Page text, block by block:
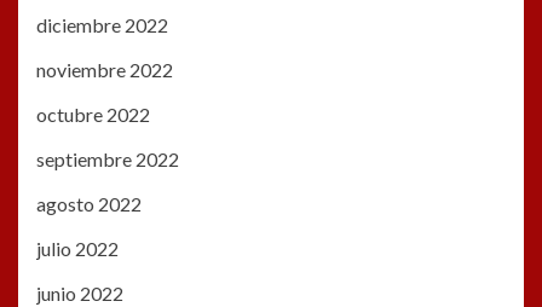
diciembre 2022
noviembre 2022
octubre 2022
septiembre 2022
agosto 2022
julio 2022
junio 2022